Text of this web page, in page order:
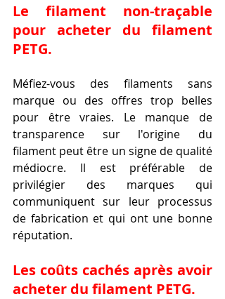
Le filament non-traçable
pour acheter du filament
PETG.
Méfiez-vous des filaments sans
marque ou des offres trop belles
pour être vraies. Le manque de
transparence sur l'origine du
filament peut être un signe de qualité
médiocre. Il est préférable de
privilégier des marques qui
communiquent sur leur processus
de fabrication et qui ont une bonne
réputation.
Les coûts cachés après avoir
acheter du filament PETG.